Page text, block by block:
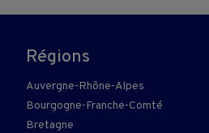
Régions
Auvergne-Rhône-Alpes
Bourgogne-Franche-Comté
Bretagne